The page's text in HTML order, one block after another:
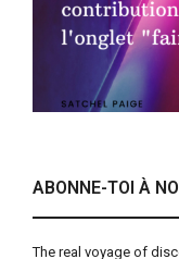
ABONNE-TOI À
The real voyage of